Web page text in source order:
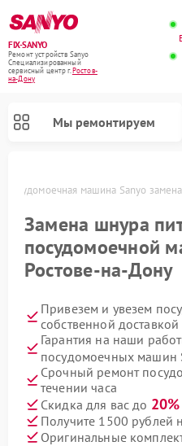
FIX-SANYO
Ремонт устройств Sanyo
Специализированный
cервисный центр г.Ростов-
на-Дону
Мы ремонтируем
Посудомоечная машина Sanyo
Замена шнура
посудомоечной
Ростове-на-Дону
Привезем и увезем
собственной доставкой
Гарантия на наши
посудомоечных машин
Срочный ремонт
течении часа
Скидка для вас до 20%
Получите 1500 рублей
Оригинальные